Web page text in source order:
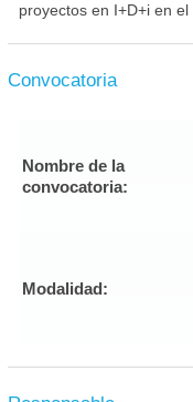
proyectos en I+D+i en
Convocatoria
Nombre de la
convocatoria:
Modalidad: